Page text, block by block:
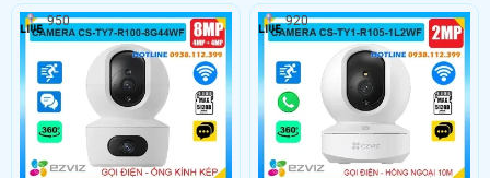
phép hỗ trợ đàm thoại hai chiều, tạo
sự linh hoạt và tiện dụng cho người
đêm với hồng ngoại 15m có hỗ trợ
màu ban đêm. Độ phân giải 3.0 MP
và tích hợp công nghệ nhận biết
người giúp cho hình ảnh luôn chất
lượng, đàm thoại 2 chiều chống chịu
được mọi thời tiết tấm pin sử dụng
lên đến 120 ngày (5200 mAh) .
950 920